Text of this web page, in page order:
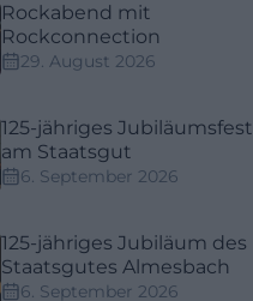
Rockabend mit
Rockconnection
29. August 2026
125-jähriges Jubiläumsfest
am Staatsgut
6. September 2026
125-jähriges Jubiläum des
Staatsgutes Almesbach
6. September 2026